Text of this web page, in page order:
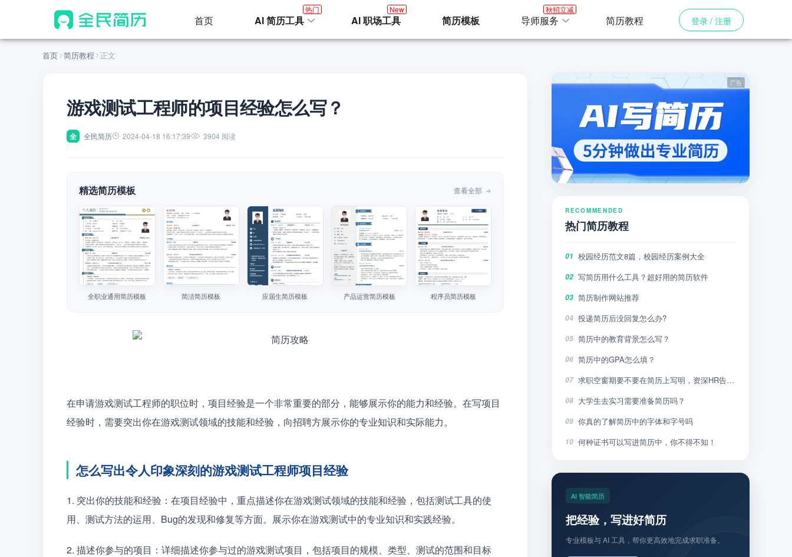
首页 AI 简历工具
热门
AI 职场工具
New
简历模板 导师服务
秋招立减
简历教程 登录 / 注册
首页 简历教程 正文
游戏测试工程师的项目经验怎么写？
全 全民简历 2024-04-18 16:17:39 3904 阅读
精选简历模板 查看全部
全职业通用简历模板 简洁简历模板 应届生简历模板 产品运营简历模板 程序员简历模板
在申请游戏测试工程师的职位时，项目经验是一个非常重要的部分，能够展示你的能力和经验。在写项目
经验时，需要突出你在游戏测试领域的技能和经验，向招聘方展示你的专业知识和实际能力。
怎么写出令人印象深刻的游戏测试工程师项目经验
1. 突出你的技能和经验：在项目经验中，重点描述你在游戏测试领域的技能和经验，包括测试工具的使
用、测试方法的运用、Bug的发现和修复等方面。展示你在游戏测试中的专业知识和实践经验。
2. 描述你参与的项目：详细描述你参与过的游戏测试项目，包括项目的规模、类型、测试的范围和目标
RECOMMENDED
热门简历教程
01 校园经历范文8篇，校园经历案例大全
02 写简历用什么工具？超好用的简历软件
03 简历制作网站推荐
04 投递简历后没回复怎么办?
05 简历中的教育背景怎么写？
06 简历中的GPA怎么填？
07 求职空窗期要不要在简历上写明，资深HR告诉你
08 大学生去实习需要准备简历吗？
09 你真的了解简历中的字体和字号吗
10 何种证书可以写进简历中，你不得不知！
AI 智能简历
把经验，写进好简历
专业模板与 AI 工具，帮你更高效地完成求职准备。